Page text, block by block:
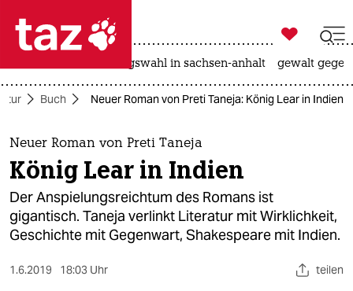
 taz zahl ich
taz zahl ich
themen
politik
öko

taz zahl ich
landtagswahl in sachsen-anhalt gewalt
Buch Neuer Roman von Preti Taneja: König Lear in Indien
Neuer Roman von Preti Taneja
König Lear in Indien
Der Anspielungsreichtum des Romans ist
gigantisch. Taneja verlinkt Literatur mit Wirklichkeit,
Geschichte mit Gegenwart, Shakespeare mit Indien.
1.6.2019 18:03 Uhr teilen